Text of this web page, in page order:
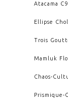
Atacama
Ellipse
Trois
Mamluk
Chaos-
Prismique-